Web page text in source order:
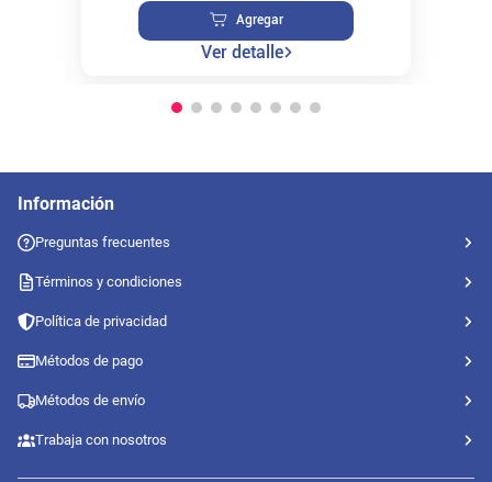
Agregar
Ver detalle
Información
Preguntas frecuentes
Términos y condiciones
Política de privacidad
Métodos de pago
Métodos de envío
Trabaja con nosotros